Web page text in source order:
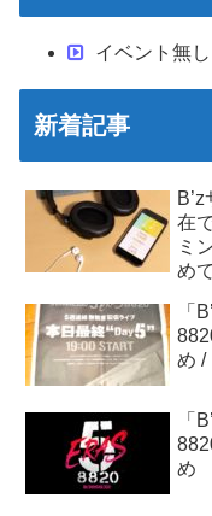
イベント無し
新着記事
在
ミ
め
「
め /
「
め